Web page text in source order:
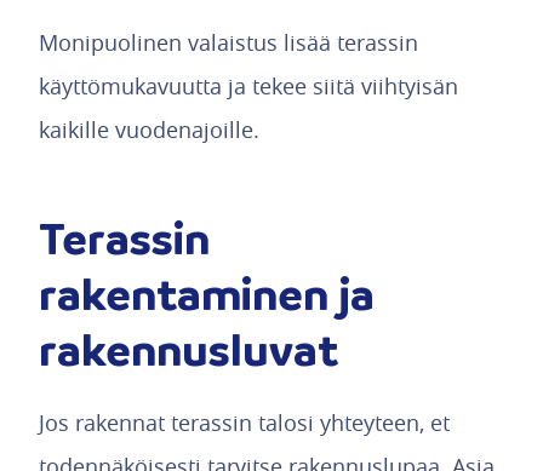
Monipuolinen valaistus lisää terassin
käyttömukavuutta ja tekee siitä viihtyisän
kaikille vuodenajoille.
Terassin
rakentaminen ja
rakennusluvat
Jos rakennat terassin talosi yhteyteen, et